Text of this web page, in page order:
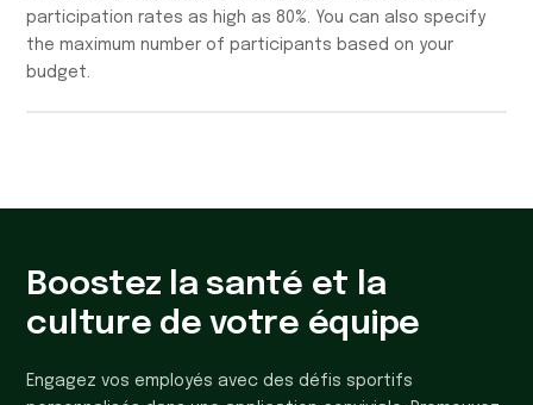
participation rates as high as 80%. You can also specify
the maximum number of participants based on your
budget.
Boostez la santé et la
culture de votre équipe
Engagez vos employés avec des défis sportifs